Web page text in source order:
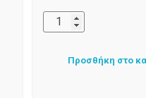
Προσθήκη στο